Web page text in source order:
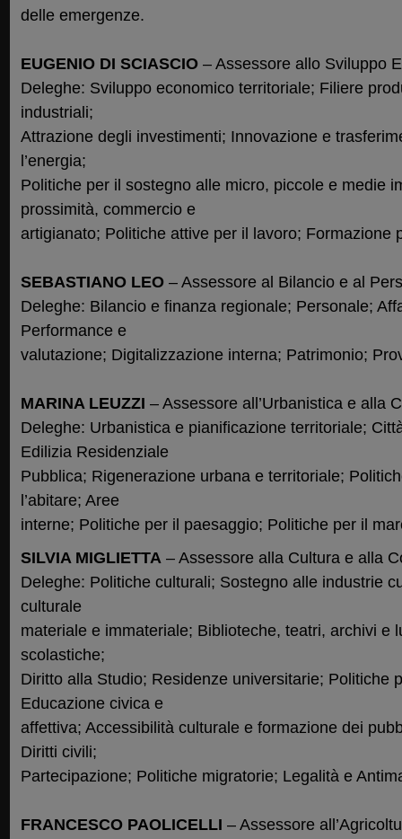
delle emergenze.
EUGENIO DI SCIASCIO – Assessore allo Sviluppo
Deleghe: Sviluppo economico territoriale; Filiere
industriali;
Attrazione degli investimenti; Innovazione e
l’energia;
Politiche per il sostegno alle micro, piccole e medie
prossimità, commercio e
artigianato; Politiche attive per il lavoro; Formazione
SEBASTIANO LEO – Assessore al Bilancio e al
Deleghe: Bilancio e finanza regionale; Personale;
Performance e
valutazione; Digitalizzazione interna; Patrimonio;
MARINA LEUZZI – Assessore all’Urbanistica e alla
Deleghe: Urbanistica e pianificazione territoriale;
Edilizia Residenziale
Pubblica; Rigenerazione urbana e territoriale;
l’abitare; Aree
interne; Politiche per il paesaggio; Politiche per il
SILVIA MIGLIETTA – Assessore alla Cultura e alla
Deleghe: Politiche culturali; Sostegno alle industrie
culturale
materiale e immateriale; Biblioteche, teatri, archivi e
scolastiche;
Diritto alla Studio; Residenze universitarie; Politiche
Educazione civica e
affettiva; Accessibilità culturale e formazione dei
Diritti civili;
Partecipazione; Politiche migratorie; Legalità e
FRANCESCO PAOLICELLI – Assessore